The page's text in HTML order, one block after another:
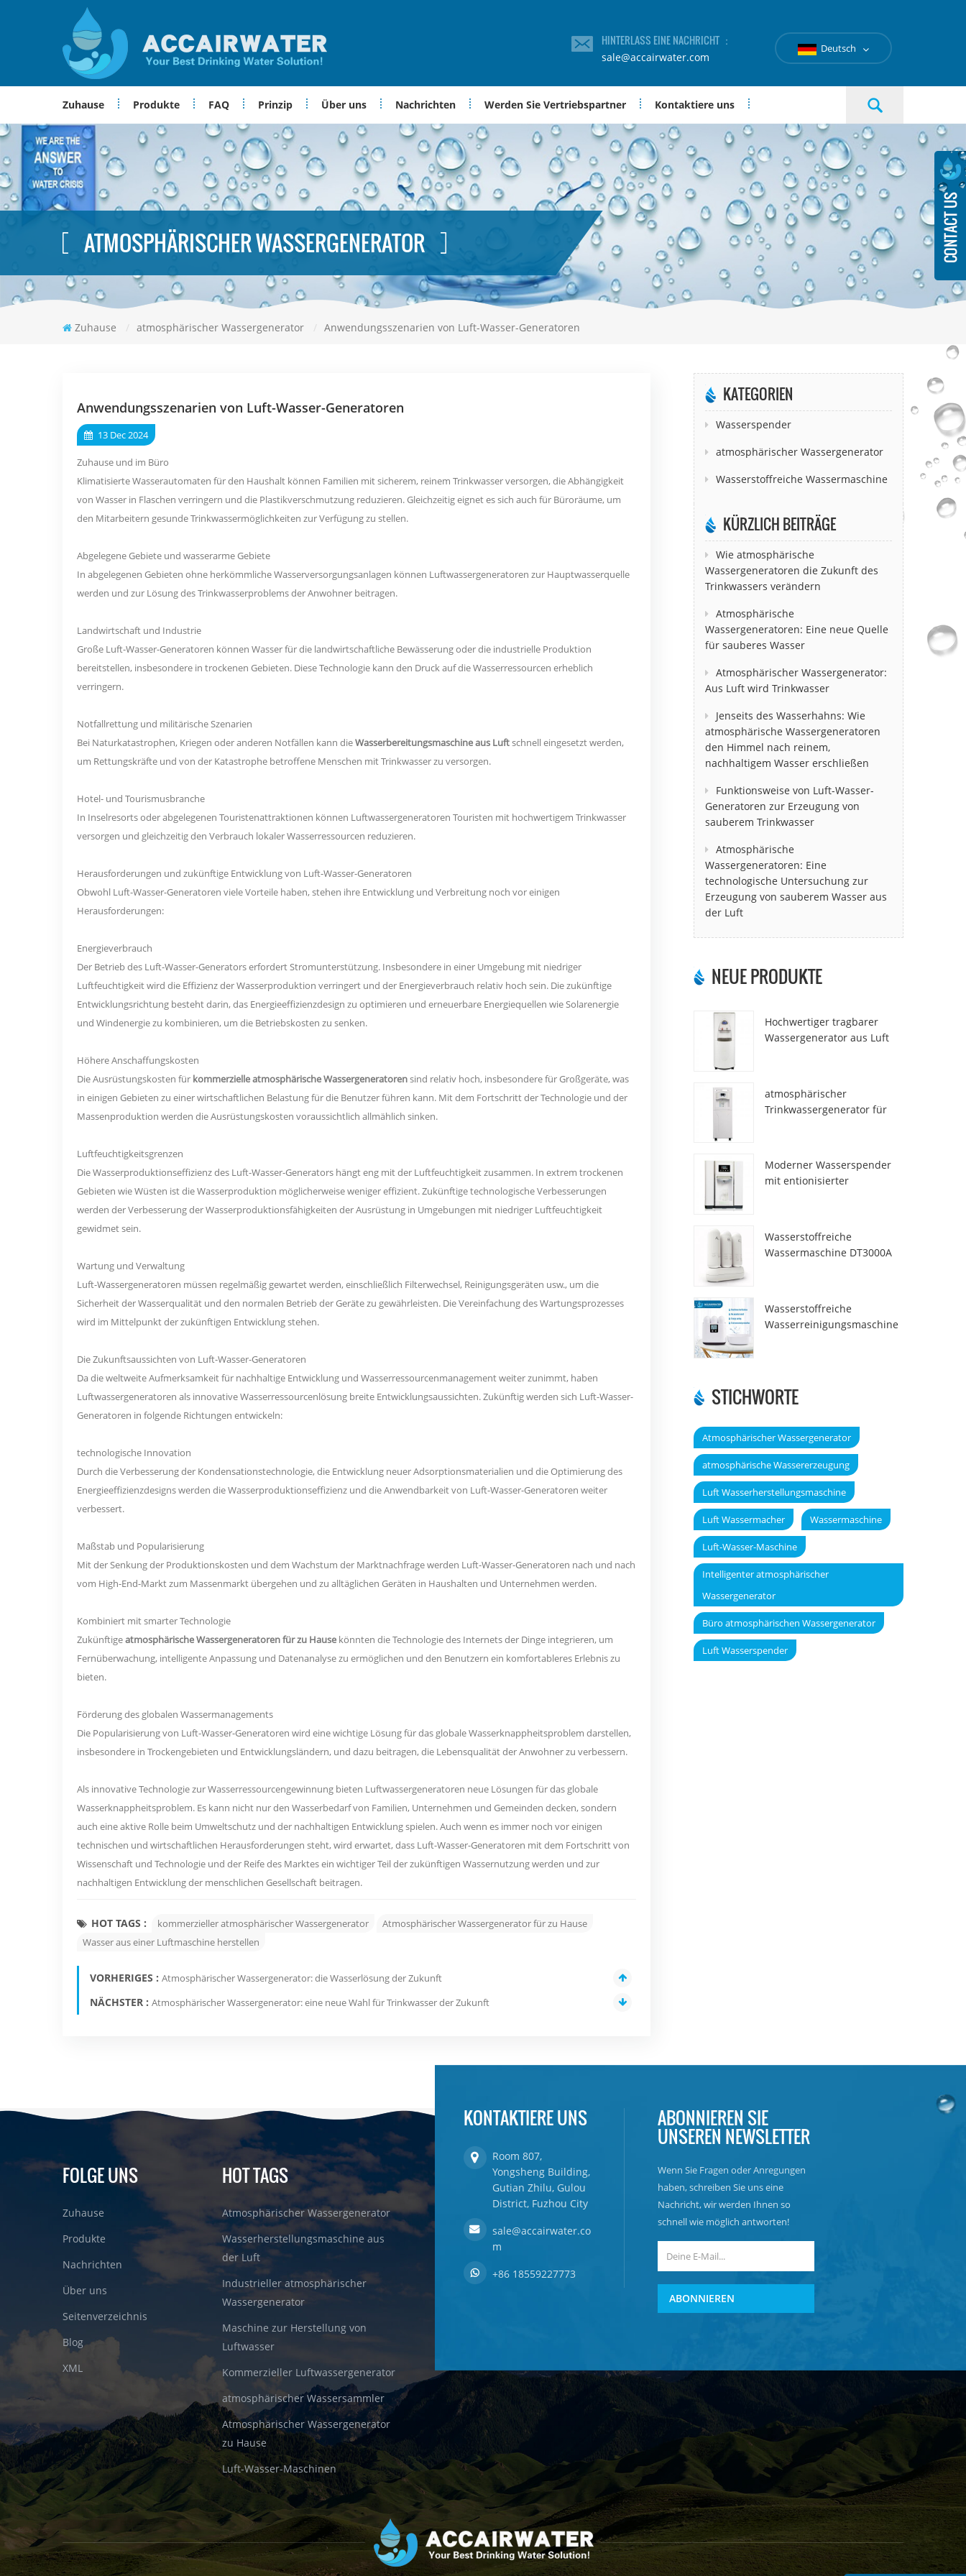
HINTERLASS EINE NACHRICHT ：
sale@accairwater.com
Deutsch
Zuhause Produkte FAQ Prinzip Über uns Nachrichten Werden Sie Vertriebspartner Kontaktiere uns
ATMOSPHÄRISCHER WASSERGENERATOR
Zuhause / atmosphärischer Wassergenerator / Anwendungsszenarien von Luft-Wasser-Generatoren
Anwendungsszenarien von Luft-Wasser-Generatoren
13 Dec 2024
Zuhause und im Büro
Klimatisierte Wasserautomaten für den Haushalt können Familien mit sicherem, reinem Trinkwasser versorgen, die Abhängigkeit
von Wasser in Flaschen verringern und die Plastikverschmutzung reduzieren. Gleichzeitig eignet es sich auch für Büroräume, um
den Mitarbeitern gesunde Trinkwassermöglichkeiten zur Verfügung zu stellen.
Abgelegene Gebiete und wasserarme Gebiete
In abgelegenen Gebieten ohne herkömmliche Wasserversorgungsanlagen können Luftwassergeneratoren zur Hauptwasserquelle
werden und zur Lösung des Trinkwasserproblems der Anwohner beitragen.
Landwirtschaft und Industrie
Große Luft-Wasser-Generatoren können Wasser für die landwirtschaftliche Bewässerung oder die industrielle Produktion
bereitstellen, insbesondere in trockenen Gebieten. Diese Technologie kann den Druck auf die Wasserressourcen erheblich
verringern.
Notfallrettung und militärische Szenarien
Bei Naturkatastrophen, Kriegen oder anderen Notfällen kann dieWasserbereitungsmaschine aus Luftschnell eingesetzt werden,
um Rettungskräfte und von der Katastrophe betroffene Menschen mit Trinkwasser zu versorgen.
Hotel- und Tourismusbranche
In Inselresorts oder abgelegenen Touristenattraktionen können Luftwassergeneratoren Touristen mit hochwertigem Trinkwasser
versorgen und gleichzeitig den Verbrauch lokaler Wasserressourcen reduzieren.
Herausforderungen und zukünftige Entwicklung von Luft-Wasser-Generatoren
Obwohl Luft-Wasser-Generatoren viele Vorteile haben, stehen ihre Entwicklung und Verbreitung noch vor einigen
Herausforderungen:
Energieverbrauch
Der Betrieb des Luft-Wasser-Generators erfordert Stromunterstützung. Insbesondere in einer Umgebung mit niedriger
Luftfeuchtigkeit wird die Effizienz der Wasserproduktion verringert und der Energieverbrauch relativ hoch sein. Die zukünftige
Entwicklungsrichtung besteht darin, das Energieeffizienzdesign zu optimieren und erneuerbare Energiequellen wie Solarenergie
und Windenergie zu kombinieren, um die Betriebskosten zu senken.
Höhere Anschaffungskosten
Die Ausrüstungskosten für kommerzielle atmosphärische Wassergeneratorensind relativ hoch, insbesondere für Großgeräte, was
in einigen Gebieten zu einer wirtschaftlichen Belastung für die Benutzer führen kann. Mit dem Fortschritt der Technologie und der
Massenproduktion werden die Ausrüstungskosten voraussichtlich allmählich sinken.
Luftfeuchtigkeitsgrenzen
Die Wasserproduktionseffizienz des Luft-Wasser-Generators hängt eng mit der Luftfeuchtigkeit zusammen. In extrem trockenen
Gebieten wie Wüsten ist die Wasserproduktion möglicherweise weniger effizient. Zukünftige technologische Verbesserungen
werden der Verbesserung der Wasserproduktionsfähigkeiten der Ausrüstung in Umgebungen mit niedriger Luftfeuchtigkeit
gewidmet sein.
Wartung und Verwaltung
Luft-Wassergeneratoren müssen regelmäßig gewartet werden, einschließlich Filterwechsel, Reinigungsgeräten usw., um die
Sicherheit der Wasserqualität und den normalen Betrieb der Geräte zu gewährleisten. Die Vereinfachung des Wartungsprozesses
wird im Mittelpunkt der zukünftigen Entwicklung stehen.
Die Zukunftsaussichten von Luft-Wasser-Generatoren
Da die weltweite Aufmerksamkeit für nachhaltige Entwicklung und Wasserressourcenmanagement weiter zunimmt, haben
Luftwassergeneratoren als innovative Wasserressourcenlösung breite Entwicklungsaussichten. Zukünftig werden sich Luft-Wasser-
Generatoren in folgende Richtungen entwickeln:
technologische Innovation
Durch die Verbesserung der Kondensationstechnologie, die Entwicklung neuer Adsorptionsmaterialien und die Optimierung des
Energieeffizienzdesigns werden die Wasserproduktionseffizienz und die Anwendbarkeit von Luft-Wasser-Generatoren weiter
verbessert.
Maßstab und Popularisierung
Mit der Senkung der Produktionskosten und dem Wachstum der Marktnachfrage werden Luft-Wasser-Generatoren nach und nach
vom High-End-Markt zum Massenmarkt übergehen und zu alltäglichen Geräten in Haushalten und Unternehmen werden.
Kombiniert mit smarter Technologie
Zukünftigeatmosphärische Wassergeneratoren für zu Hause könnten die Technologie des Internets der Dinge integrieren, um
Fernüberwachung, intelligente Anpassung und Datenanalyse zu ermöglichen und den Benutzern ein komfortableres Erlebnis zu
bieten.
Förderung des globalen Wassermanagements
Die Popularisierung von Luft-Wasser-Generatoren wird eine wichtige Lösung für das globale Wasserknappheitsproblem darstellen,
insbesondere in Trockengebieten und Entwicklungsländern, und dazu beitragen, die Lebensqualität der Anwohner zu verbessern.
Als innovative Technologie zur Wasserressourcengewinnung bieten Luftwassergeneratoren neue Lösungen für das globale
Wasserknappheitsproblem. Es kann nicht nur den Wasserbedarf von Familien, Unternehmen und Gemeinden decken, sondern
auch eine aktive Rolle beim Umweltschutz und der nachhaltigen Entwicklung spielen. Auch wenn es immer noch vor einigen
technischen und wirtschaftlichen Herausforderungen steht, wird erwartet, dass Luft-Wasser-Generatoren mit dem Fortschritt von
Wissenschaft und Technologie und der Reife des Marktes ein wichtiger Teil der zukünftigen Wassernutzung werden und zur
nachhaltigen Entwicklung der menschlichen Gesellschaft beitragen.
HOT TAGS : kommerzieller atmosphärischer Wassergenerator
Atmosphärischer Wassergenerator für zu Hause
Wasser aus einer Luftmaschine herstellen
VORHERIGES : Atmosphärischer Wassergenerator: die Wasserlösung der Zukunft
NÄCHSTER : Atmosphärischer Wassergenerator: eine neue Wahl für Trinkwasser der Zukunft
KATEGORIEN
Wasserspender
atmosphärischer Wassergenerator
Wasserstoffreiche Wassermaschine
KÜRZLICH BEITRÄGE
Wie atmosphärische
Wassergeneratoren die Zukunft des
Trinkwassers verändern
Atmosphärische
Wassergeneratoren: Eine neue Quelle
für sauberes Wasser
Atmosphärischer Wassergenerator:
Aus Luft wird Trinkwasser
Jenseits des Wasserhahns: Wie
atmosphärische Wassergeneratoren
den Himmel nach reinem,
nachhaltigem Wasser erschließen
Funktionsweise von Luft-Wasser-
Generatoren zur Erzeugung von
sauberem Trinkwasser
Atmosphärische
Wassergeneratoren: Eine
technologische Untersuchung zur
Erzeugung von sauberem Wasser aus
der Luft
NEUE PRODUKTE
Hochwertiger tragbarer
Wassergenerator aus Luft
atmosphärischer
Trinkwassergenerator für
Moderner Wasserspender
mit entionisierter
Wasserstoffreiche
Wassermaschine DT3000A
Wasserstoffreiche
Wasserreinigungsmaschine
STICHWORTE
Atmosphärischer Wassergenerator
atmosphärische Wassererzeugung
Luft Wasserherstellungsmaschine
Luft Wassermacher Wassermaschine
Luft-Wasser-Maschine
Intelligenter atmosphärischer
Wassergenerator
Büro atmosphärischen Wassergenerator
Luft Wasserspender
FOLGE UNS
Zuhause
Produkte
Nachrichten
Über uns
Seitenverzeichnis
Blog
XML
HOT TAGS
Atmosphärischer Wassergenerator
Wasserherstellungsmaschine aus
der Luft
Industrieller atmosphärischer
Wassergenerator
Maschine zur Herstellung von
Luftwasser
Kommerzieller Luftwassergenerator
atmosphärischer Wassersammler
Atmosphärischer Wassergenerator
zu Hause
Luft-Wasser-Maschinen
KONTAKTIERE UNS
Room 807,
Yongsheng Building,
Gutian Zhilu, Gulou
District, Fuzhou City
sale@accairwater.co
m
+86 18559227773
ABONNIEREN SIE
UNSEREN NEWSLETTER
Wenn Sie Fragen oder Anregungen
haben, schreiben Sie uns eine
Nachricht, wir werden Ihnen so
schnell wie möglich antworten!
ABONNIEREN